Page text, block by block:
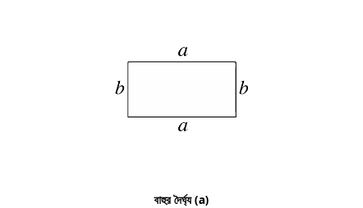
বাহুর দৈর্ঘ্য (a)